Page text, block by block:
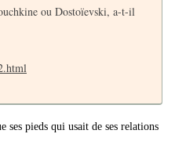
ou Dostoïevski, a-t-il
ses pieds qui usait de ses relations